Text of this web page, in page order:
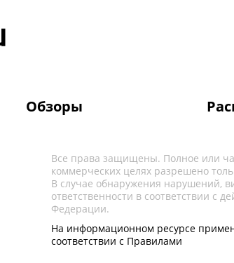
Обзоры
Все права защищены. Полное или
коммерческих целях разрешено
В случае обнаружения нарушений,
ответственности в соответствии с
Федерации.
На информационном ресурсе
соответствии с Правилами